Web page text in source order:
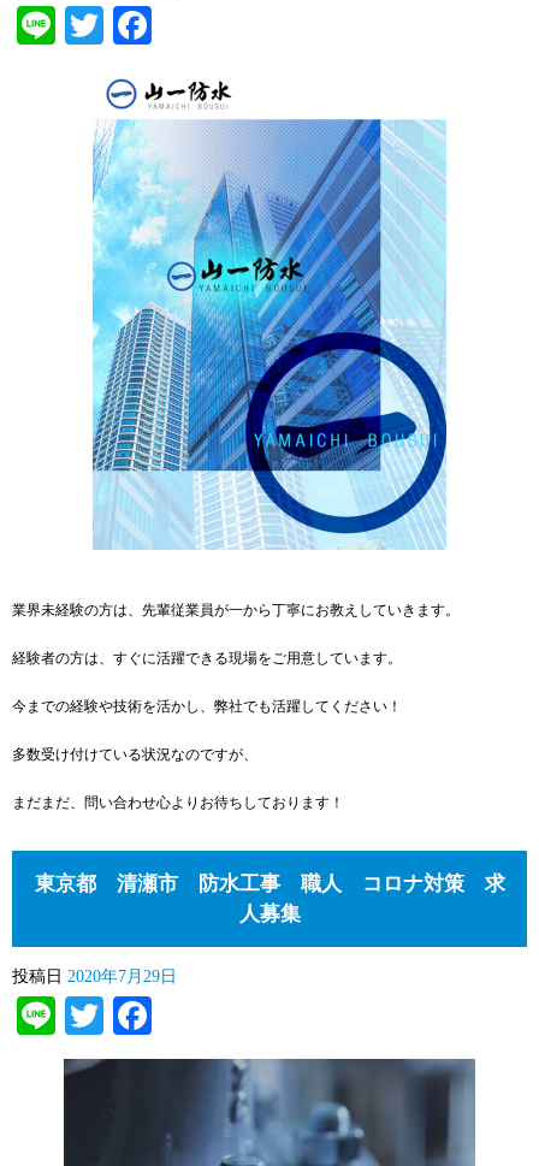
LineTwitter
業界未経験の方は、先輩従業員が一から丁寧にお教えしていきます。
経験者の方は、すぐに活躍できる現場をご用意しています。
今までの経験や技術を活かし、弊社でも活躍してください！
多数受け付けている状況なのですが、
まだまだ、問い合わせ心よりお待ちしております！
東京都 清瀬市 防水工事 職人 コロナ対策 求
人募集
投稿日 2020年7月29日
LineTwitter